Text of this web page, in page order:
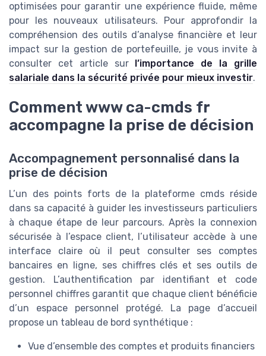
optimisées pour garantir une expérience fluide, même
pour les nouveaux utilisateurs. Pour approfondir la
compréhension des outils d’analyse financière et leur
impact sur la gestion de portefeuille, je vous invite à
consulter cet article sur l’importance de la grille
salariale dans la sécurité privée pour mieux investir.
Comment www ca-cmds fr
accompagne la prise de décision
Accompagnement personnalisé dans la
prise de décision
L’un des points forts de la plateforme cmds réside
dans sa capacité à guider les investisseurs particuliers
à chaque étape de leur parcours. Après la connexion
sécurisée à l’espace client, l’utilisateur accède à une
interface claire où il peut consulter ses comptes
bancaires en ligne, ses chiffres clés et ses outils de
gestion. L’authentification par identifiant et code
personnel chiffres garantit que chaque client bénéficie
d’un espace personnel protégé. La page d’accueil
propose un tableau de bord synthétique :
Vue d’ensemble des comptes et produits financiers